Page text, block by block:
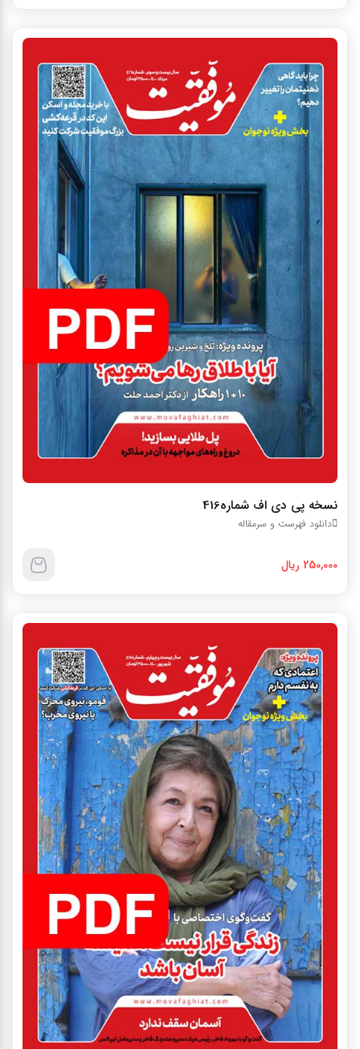
نسخه پی دی اف شماره416
دانلود فهرست و سرمقاله
250,000 ریال